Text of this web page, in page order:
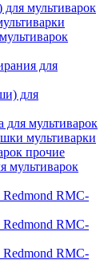
мультиварок
для
для
для мультиварок
мультиварки
прочие
мультиварок
Redmond RMC-
Redmond RMC-
Redmond RMC-